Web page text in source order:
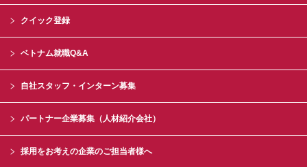
クイック登録
ベトナム就職Q&A
自社スタッフ・インターン募集
パートナー企業募集（人材紹介会社）
採用をお考えの企業のご担当者様へ